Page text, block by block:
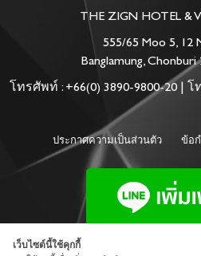
THE ZIGN HOTEL &
555/65 Moo 5, 12
Banglamung, Chonburi
โทรศัพท์ : +66(0) 3890-9800-20| โท
ประกาศความเป็นส่วนตัว ข้อ
เว็บไซต์นี้ใช้คุกกี้